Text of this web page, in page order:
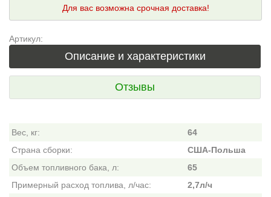
Для вас возможна срочная доставка!
Артикул:
Описание и характеристики
Отзывы
Вес, кг:
64
Страна сборки:
США-Польша
Объем топливного бака, л:
65
Примерный расход топлива, л/час:
2,7л/ч